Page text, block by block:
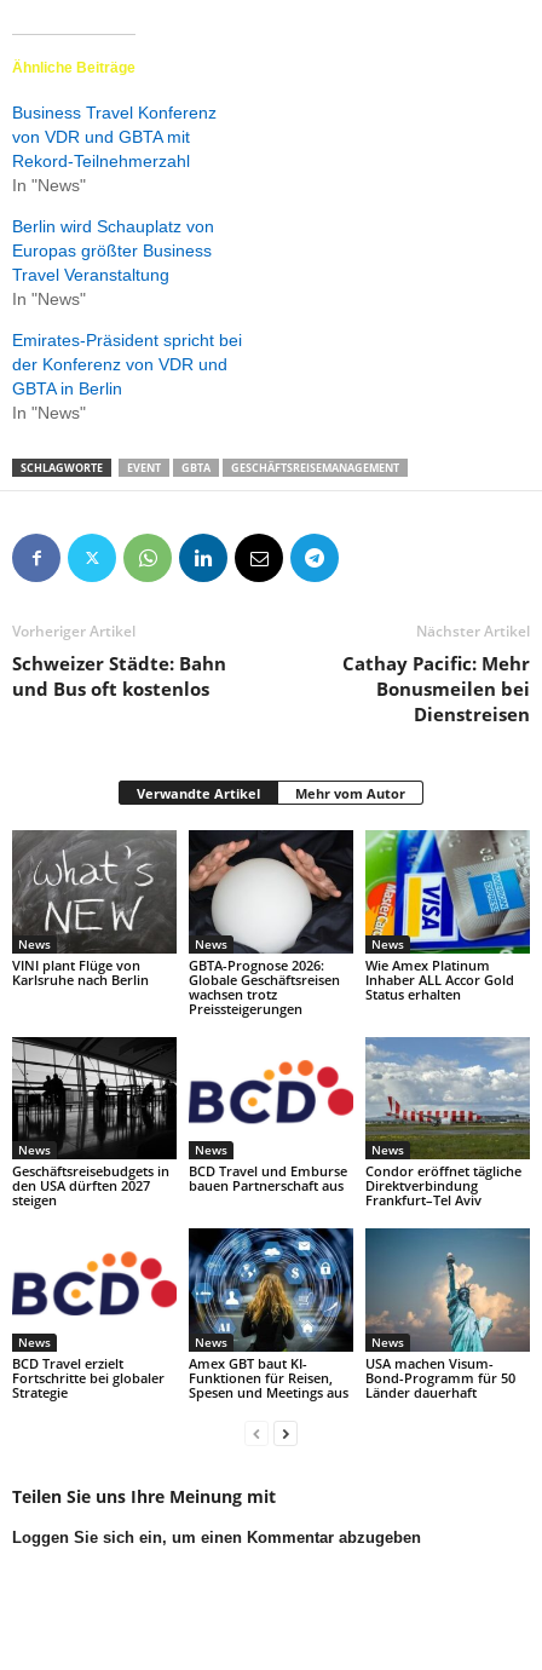
Ähnliche Beiträge
Business Travel Konferenz
von VDR und GBTA mit
Rekord-Teilnehmerzahl
In "News"
Berlin wird Schauplatz von
Europas größter Business
Travel Veranstaltung
In "News"
Emirates-Präsident spricht bei
der Konferenz von VDR und
GBTA in Berlin
In "News"
SCHLAGWORTE EVENT GBTA GESCHÄFTSREISEMANAGEMENT
Vorheriger Artikel
Schweizer Städte: Bahn
und Bus oft kostenlos
Nächster Artikel
Cathay Pacific: Mehr
Bonusmeilen bei
Dienstreisen
Verwandte Artikel Mehr vom Autor
News
VINI plant Flüge von
Karlsruhe nach Berlin
News
GBTA-Prognose 2026:
Globale Geschäftsreisen
wachsen trotz
Preissteigerungen
News
Wie Amex Platinum
Inhaber ALL Accor Gold
Status erhalten
News
Geschäftsreisebudgets in
den USA dürften 2027
steigen
News
BCD Travel und Emburse
bauen Partnerschaft aus
News
Condor eröffnet tägliche
Direktverbindung
Frankfurt–Tel Aviv
News
BCD Travel erzielt
Fortschritte bei globaler
Strategie
News
Amex GBT baut KI-
Funktionen für Reisen,
Spesen und Meetings aus
News
USA machen Visum-
Bond-Programm für 50
Länder dauerhaft
Teilen Sie uns Ihre Meinung mit
Loggen Sie sich ein, um einen Kommentar abzugeben